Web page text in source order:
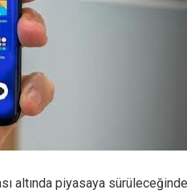
altında piyasaya